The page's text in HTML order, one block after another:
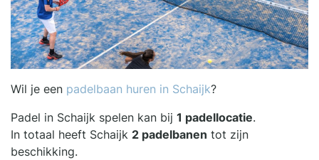
Wil je een padelbaan huren in Schaijk?
Padel in Schaijk spelen kan bij 1 padellocatie.
In totaal heeft Schaijk 2 padelbanen tot zijn
beschikking.